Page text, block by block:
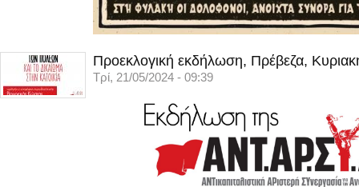
Προεκλογική εκδήλωση, Πρέβεζα,
Τρί, 21/05/2024 - 09:39